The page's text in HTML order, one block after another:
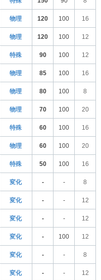
物理 120 100 16
物理 120 100 12
特殊 90 100 12
物理 85 100 16
物理 80 100 8
物理 70 100 20
特殊 60 100 16
物理 60 100 20
特殊 50 100 16
変化 - - 8
変化 - - 12
変化 - - 12
変化 - 100 12
変化 - - 8
変化 - - 12